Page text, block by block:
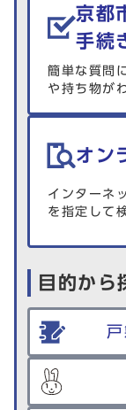
京都
手続
簡単な質問
や持ち物が
オン
インターネ
を指定して
目的から